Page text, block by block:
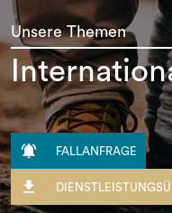
Unsere Themen
 FALLANFRAGE
